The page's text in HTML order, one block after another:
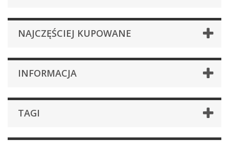
NAJCZĘŚCIEJ KUPOWANE
INFORMACJA
TAGI